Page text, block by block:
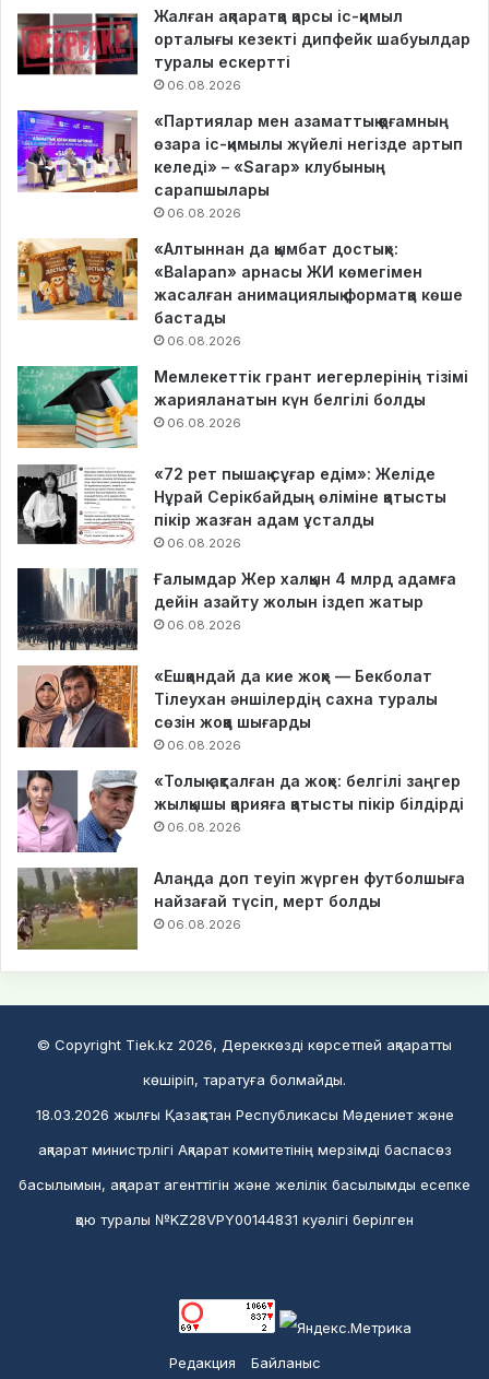
Жалған ақпаратқа қарсы іс-қимыл
орталығы кезекті дипфейк шабуылдар
туралы ескертті
06.08.2026
«Партиялар мен азаматтық қоғамның
өзара іс-қимылы жүйелі негізде артып
келеді» – «Sarap» клубының
сарапшылары
06.08.2026
«Алтыннан да қымбат достық»:
«Balapan» арнасы ЖИ көмегімен
жасалған анимациялық форматқа көше
бастады
06.08.2026
Мемлекеттік грант иегерлерінің тізімі
жарияланатын күн белгілі болды
06.08.2026
«72 рет пышақ сұғар едім»: Желіде
Нұрай Серікбайдың өліміне қатысты
пікір жазған адам ұсталды
06.08.2026
Ғалымдар Жер халқын 4 млрд адамға
дейін азайту жолын іздеп жатыр
06.08.2026
«Ешқандай да кие жоқ» — Бекболат
Тілеухан әншілердің сахна туралы
сөзін жоққа шығарды
06.08.2026
«Толық ақталған да жоқ»: белгілі заңгер
жылқышы қарияға қатысты пікір білдірді
06.08.2026
Алаңда доп теуіп жүрген футболшыға
найзағай түсіп, мерт болды
06.08.2026
© Copyright Tiek.kz 2026, Дереккөзді көрсетпей ақпаратты
көшіріп, таратуға болмайды.
18.03.2026 жылғы Қазақстан Республикасы Мәдениет және
ақпарат министрлігі Ақпарат комитетінің мерзімді баспасөз
басылымын, ақпарат агенттігін және желілік басылымды есепке
қою туралы №KZ28VPY00144831 куәлігі берілген
Редакция Байланыс